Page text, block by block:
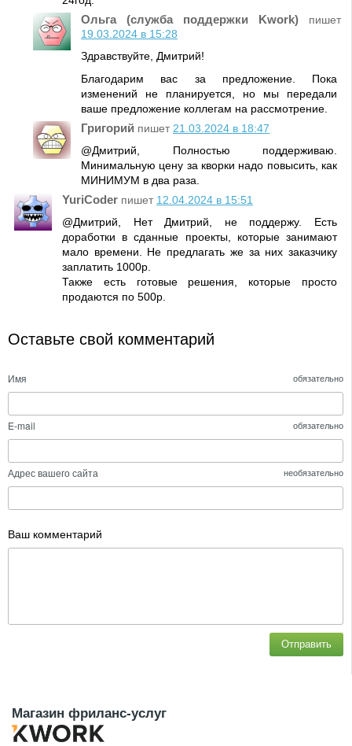
Ольга (служба поддержки Kwork) пишет
19.03.2024 в 15:28
Здравствуйте, Дмитрий!
Благодарим вас за предложение. Пока
изменений не планируется, но мы передали
ваше предложение коллегам на рассмотрение.
Григорий пишет 21.03.2024 в 18:47
@Дмитрий, Полностью поддерживаю.
Минимальную цену за кворки надо повысить, как
МИНИМУМ в два раза.
YuriCoder пишет 12.04.2024 в 15:51
@Дмитрий, Нет Дмитрий, не поддержу. Есть
доработки в сданные проекты, которые занимают
мало времени. Не предлагать же за них заказчику
заплатить 1000р.
Также есть готовые решения, которые просто
продаются по 500р.
Оставьте свой комментарий
Имя обязательно
E-mail обязательно
Адрес вашего сайта необязательно
Ваш комментарий
Отправить
Магазин фриланс-услуг